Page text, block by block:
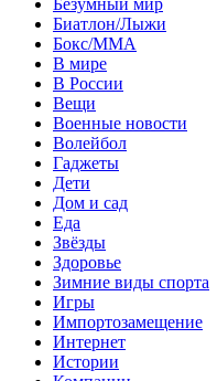
Биатлон/Лыжи
Бокс/MMA
В мире
В России
Вещи
Военные новости
Волейбол
Гаджеты
Дети
Дом и сад
Еда
Звёзды
Здоровье
Зимние виды спорта
Игры
Импортозамещение
Интернет
Истории